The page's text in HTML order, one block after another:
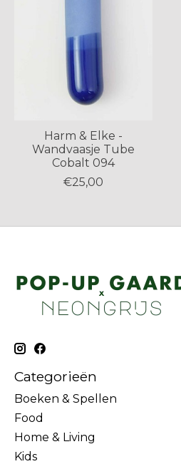
Harm & Elke -
Wandvaasje Tube
Cobalt 094
€25,00
Categorieën
Boeken & Spellen
Food
Home & Living
Kids